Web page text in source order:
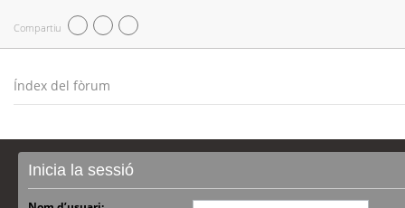
Compartiu
Índex del fòrum
Inicia la sessió